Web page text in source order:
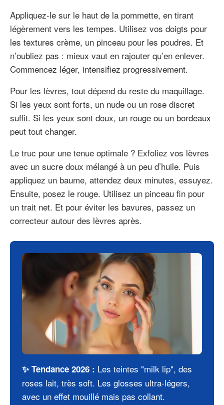
Appliquez-le sur le haut de la pommette, en tirant
légèrement vers les tempes. Utilisez vos doigts pour
les textures crème, un pinceau pour les poudres. Et
n’oubliez pas : mieux vaut en rajouter qu’en enlever.
Commencez léger, intensifiez progressivement.
Pour les lèvres, tout dépend du reste du maquillage.
Si les yeux sont forts, un nude ou un rose discret
suffit. Si les yeux sont doux, un rouge ou un bordeaux
peut tout changer.
Le truc pour une tenue optimale ? Exfoliez vos lèvres
avec un sucre doux mélangé à un peu d’huile. Puis
appliquez un baume, attendez deux minutes, essuyez.
Ensuite, posez le rouge. Utilisez un pinceau fin pour
un trait net. Et pour éviter les bavures, passez un
correcteur autour des lèvres après.
✨ Tendance 2026 : Les teintes "milk lip", des
roses lait, très soft. Les glosses ultra-légers,
avec un effet mouillé mais pas collant.